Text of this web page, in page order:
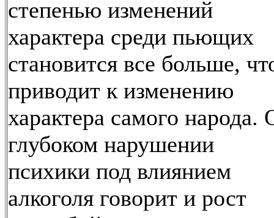
степенью изменений
характера среди пьющих
становится все больше,
приводит к изменению
характера самого народа.
глубоком нарушении
психики под влиянием
алкоголя говорит и рост